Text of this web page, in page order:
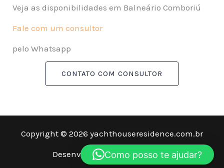
Veja as disponibilidades em Balneário Comboriú
Fale com um consultor
pelo Whatsapp
CONTATO COM CONSULTOR
Copyright © 2026 yachthouseresidence.com.br
Desenvolvido porDaniel Arend
Como posso te ajudar?